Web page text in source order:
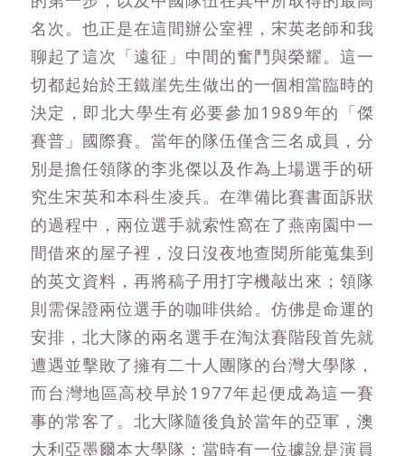
名次。也正是在這間辦公室裡，宋英老師和我
聊起了這次「遠征」中間的奮鬥與榮耀。這一
切都起始於王鐵崖先生做出的一個相當臨時的
決定，即北大學生有必要參加1989年的「傑
賽普」國際賽。當年的隊伍僅含三名成員，分
別是擔任領隊的李兆傑以及作為上場選手的研
究生宋英和本科生凌兵。在準備比賽書面訴狀
的過程中，兩位選手就索性窩在了燕南園中一
間借來的屋子裡，沒日沒夜地查閱所能蒐集到
的英文資料，再將稿子用打字機敲出來；領隊
則需保證兩位選手的咖啡供給。仿佛是命運的
安排，北大隊的兩名選手在淘汰賽階段首先就
遭遇並擊敗了擁有二十人團隊的台灣大學隊，
而台灣地區高校早於1977年起便成為這一賽
事的常客了。北大隊隨後負於當年的亞軍，澳
大利亞墨爾本大學隊：當時有一位據說是演員